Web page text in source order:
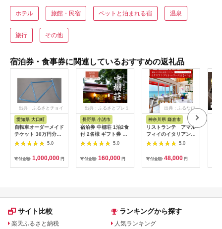
ホテル 旅館・民宿 ペットと泊まれる宿 温泉
旅行 その他
宿泊券・食事券に関連しているおすすめの返礼品
出典：ふるさとチョイ
愛知県 大口町
自転車オーダーメイド
チケット 30万円分
【1360365】
5.0
寄付金額: 1,000,000 円
出典：ふるさとプレミ
長野県 小諸市
宿泊券 中棚荘 1泊2食
付 2名様 ギフト券 チ
ケット 券 宿泊 旅行
5.0
寄付金額: 160,000 円
出典：ふるなび
神奈川県 鎌倉市
リストランテ アマル
フィイのイタリアンデ
ィナーコースA ペア
5.0
寄付金額: 48,000 円
サイト比較
楽天ふるさと納税
ランキングから探す
人気ランキング